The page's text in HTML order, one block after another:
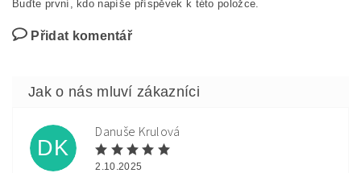
Buďte první, kdo napíše příspěvek k této položce.
Přidat komentář
DK
Danuše Krulová
2.10.2025